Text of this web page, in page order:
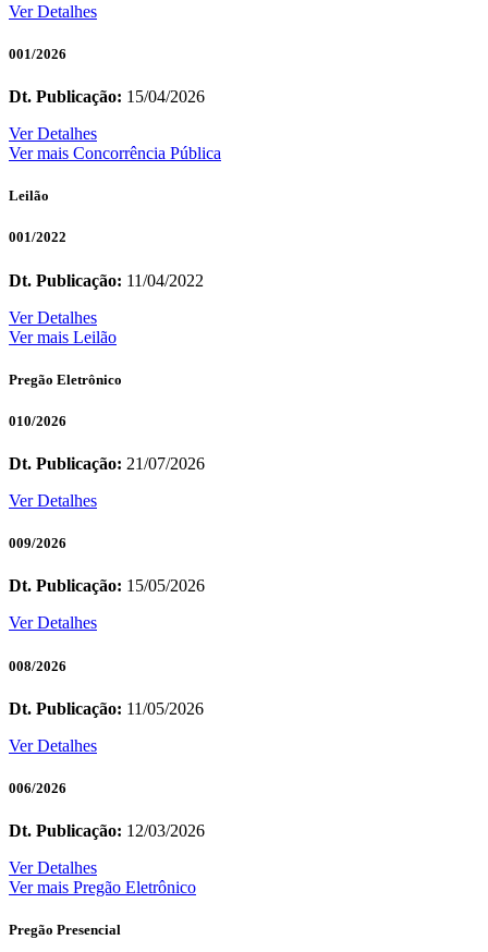
Ver Detalhes
001/2026
Dt. Publicação: 15/04/2026
Ver Detalhes
Ver mais Concorrência Pública
Leilão
001/2022
Dt. Publicação: 11/04/2022
Ver Detalhes
Ver mais Leilão
Pregão Eletrônico
010/2026
Dt. Publicação: 21/07/2026
Ver Detalhes
009/2026
Dt. Publicação: 15/05/2026
Ver Detalhes
008/2026
Dt. Publicação: 11/05/2026
Ver Detalhes
006/2026
Dt. Publicação: 12/03/2026
Ver Detalhes
Ver mais Pregão Eletrônico
Pregão Presencial